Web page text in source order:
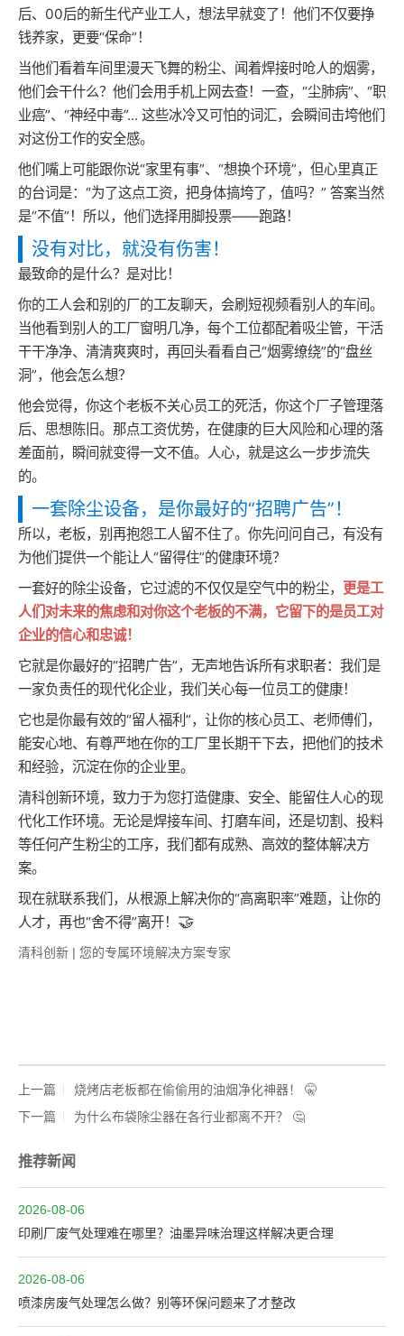
后、00后的新生代产业工人，想法早就变了！他们不仅要挣
钱养家，更要“保命”！
当他们看着车间里漫天飞舞的粉尘、闻着焊接时呛人的烟雾，
他们会干什么？他们会用手机上网去查！一查，“尘肺病”、“职
业癌”、“神经中毒”... 这些冰冷又可怕的词汇，会瞬间击垮他们
对这份工作的安全感。
他们嘴上可能跟你说“家里有事”、“想换个环境”，但心里真正
的台词是：“为了这点工资，把身体搞垮了，值吗？” 答案当然
是“不值”！所以，他们选择用脚投票——跑路！
没有对比，就没有伤害！
最致命的是什么？是对比！
你的工人会和别的厂的工友聊天，会刷短视频看别人的车间。
当他看到别人的工厂窗明几净，每个工位都配着吸尘管，干活
干干净净、清清爽爽时，再回头看看自己“烟雾缭绕”的“盘丝
洞”，他会怎么想？
他会觉得，你这个老板不关心员工的死活，你这个厂子管理落
后、思想陈旧。那点工资优势，在健康的巨大风险和心理的落
差面前，瞬间就变得一文不值。人心，就是这么一步步流失
的。
一套除尘设备，是你最好的“招聘广告”！
所以，老板，别再抱怨工人留不住了。你先问问自己，有没有
为他们提供一个能让人“留得住”的健康环境？
一套好的除尘设备，它过滤的不仅仅是空气中的粉尘， 更是工
人们对未来的焦虑和对你这个老板的不满，它留下的是员工对
企业的信心和忠诚！
它就是你最好的“招聘广告”，无声地告诉所有求职者：我们是
一家负责任的现代化企业，我们关心每一位员工的健康！
它也是你最有效的“留人福利”，让你的核心员工、老师傅们，
能安心地、有尊严地在你的工厂里长期干下去，把他们的技术
和经验，沉淀在你的企业里。
清科创新环境，致力于为您打造健康、安全、能留住人心的现
代化工作环境。无论是焊接车间、打磨车间，还是切割、投料
等任何产生粉尘的工序，我们都有成熟、高效的整体解决方
案。
现在就联系我们，从根源上解决你的“高离职率”难题，让你的
人才，再也“舍不得”离开！ 🤝
清科创新 | 您的专属环境解决方案专家
上一篇
烧烤店老板都在偷偷用的油烟净化神器！ 🤫
下一篇
为什么布袋除尘器在各行业都离不开？ 🤔
推荐新闻
2026-08-06
印刷厂废气处理难在哪里？油墨异味治理这样解决更合理
2026-08-06
喷漆房废气处理怎么做？别等环保问题来了才整改